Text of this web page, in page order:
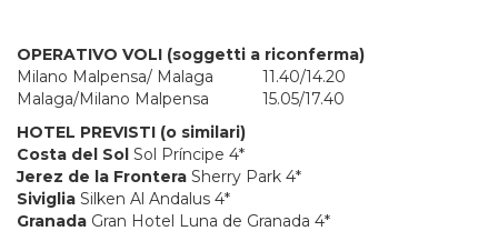
OPERATIVO VOLI (soggetti a riconferma)
Milano Malpensa/ Malaga 11.40/14.20
Malaga/Milano Malpensa 15.05/17.40
HOTEL PREVISTI (o similari)
Costa del Sol Sol Príncipe 4*
Jerez de la Frontera Sherry Park 4*
Siviglia Silken Al Andalus 4*
Granada Gran Hotel Luna de Granada 4*